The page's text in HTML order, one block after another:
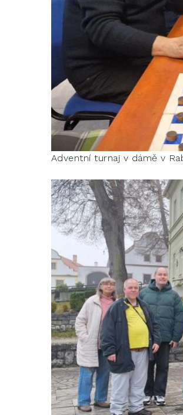
Adventní turnaj v dámě v